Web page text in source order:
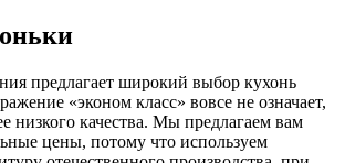
предлагает широкий выбор кухонь
«эконом класс» вовсе не означает,
низкого качества. Мы предлагаем вам
цены, потому что используем